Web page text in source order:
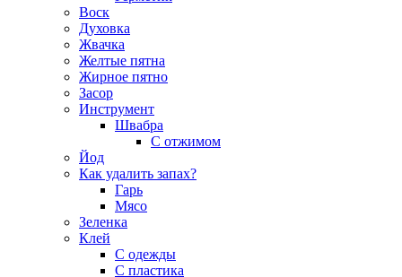
Воск
Духовка
Жвачка
Желтые пятна
Жирное пятно
Засор
Инструмент
Швабра
С отжимом
Йод
Как удалить запах?
Гарь
Мясо
Зеленка
Клей
С одежды
С пластика